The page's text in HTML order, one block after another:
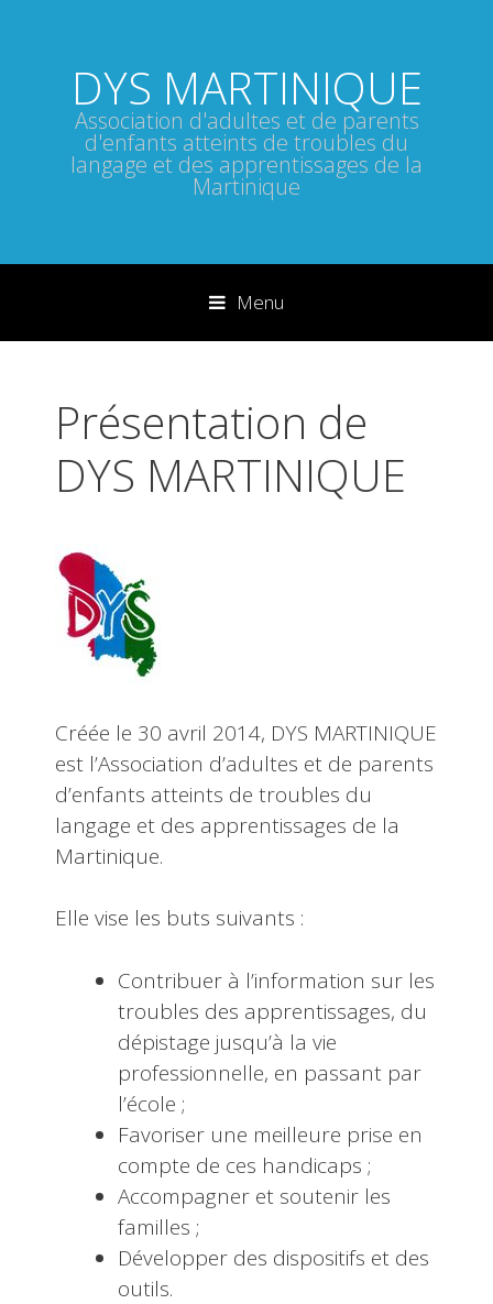
DYS MARTINIQUE
Association d'adultes et de parents
d'enfants atteints de troubles du
langage et des apprentissages de la
Martinique
Menu
Présentation de
DYS MARTINIQUE
Créée le 30 avril 2014, DYS MARTINIQUE
est l’Association d’adultes et de parents
d’enfants atteints de troubles du
langage et des apprentissages de la
Martinique.
Elle vise les buts suivants :
Contribuer à l’information sur les
troubles des apprentissages, du
dépistage jusqu’à la vie
professionnelle, en passant par
l’école ;
Favoriser une meilleure prise en
compte de ces handicaps ;
Accompagner et soutenir les
familles ;
Développer des dispositifs et des
outils.